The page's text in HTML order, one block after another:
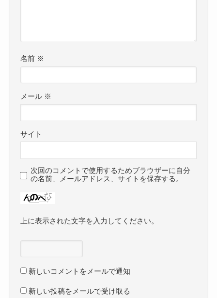
名前 ※
メール ※
サイト
次回のコメントで使用するためブラウザーに自分
の名前、メールアドレス、サイトを保存する。
上に表示された文字を入力してください。
新しいコメントをメールで通知
新しい投稿をメールで受け取る